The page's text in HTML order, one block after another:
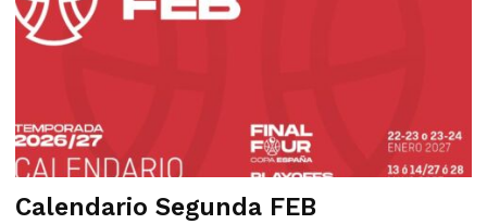
Calendario Segunda FEB